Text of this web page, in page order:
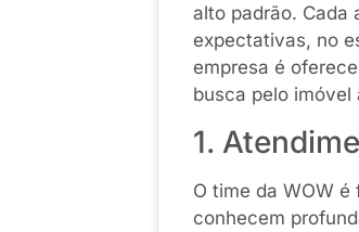
alto padrão. Cada
expectativas, no
empresa é
busca pelo
1.
O time da WOW
conhecem